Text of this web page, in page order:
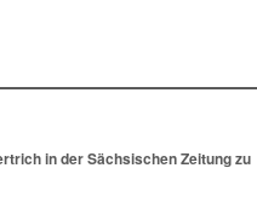
in der Sächsischen Zeitung zu